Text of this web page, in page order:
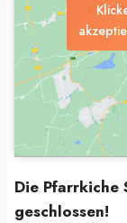
Die Pfarrkiche
geschlossen!